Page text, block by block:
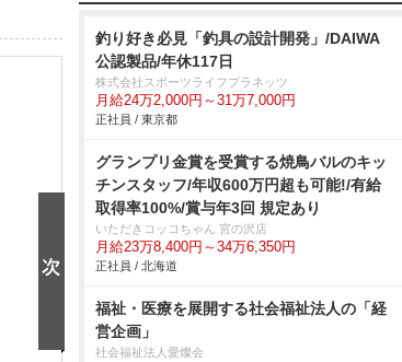
釣り好き必見「釣具の設計開発」/DAIWA
公認製品/年休117日
株式会社スポーツライフプラネッツ
月給24万2,000円～31万7,000円
正社員 / 東京都
グランプリ金賞を受賞する焼鳥バルのキッ
チンスタッフ/年収600万円超も可能!/有給
取得率100%/賞与年3回 規定あり
いただきコッコちゃん 宮の沢店
月給23万8,400円～34万6,350円
正社員 / 北海道
福祉・医療を展開する社会福祉法人の「経
営企画」
社会福祉法人愛燦会